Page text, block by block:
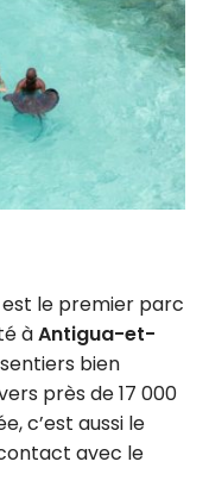
le premier parc
àAntigua-et-
bien
près de 17 000
c’est aussi le
avec le